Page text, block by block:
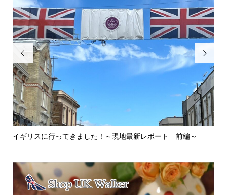

イギリスに行ってきました！～現地最新レポート 前編～
